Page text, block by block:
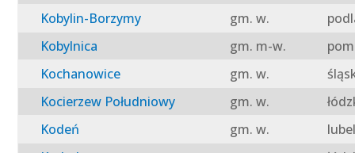
Kobylin-Borzymy
gm. w.
Kobylnica
gm. m-w.
Kochanowice
gm. w.
Kocierzew Południowy
gm. w.
Kodeń
gm. w.